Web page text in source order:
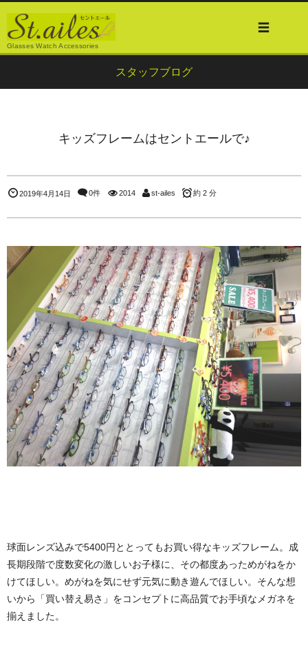
Glasses Watch Accessories
スタッフブログ
キッズフレームはセントエールで♪
2019年4月14日 0件 2014 st-ailes 約 2 分
球面レンズ込みで5400円ととってもお買い得なキッズフレーム。成
長期段階で度数変化の激しいお子様に、その都度あっためがねをか
けてほしい。めがねを気にせず元気に動き遊んでほしい。そんな想
いから「買い替え易さ」をコンセプトに高品質でお手頃なメガネを
揃えました。